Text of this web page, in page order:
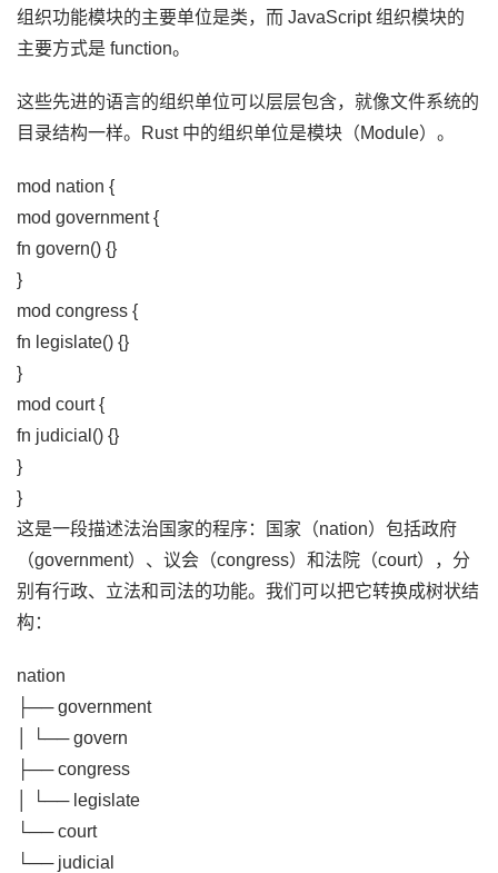
组织功能模块的主要单位是类，而 JavaScript 组织模块的
主要方式是 function。
这些先进的语言的组织单位可以层层包含，就像文件系统的
目录结构一样。Rust 中的组织单位是模块（Module）。
mod nation {
mod government {
fn govern() {}
}
mod congress {
fn legislate() {}
}
mod court {
fn judicial() {}
}
}
这是一段描述法治国家的程序：国家（nation）包括政府
（government）、议会（congress）和法院（court），分
别有行政、立法和司法的功能。我们可以把它转换成树状结
构：
nation
├── government
│ └── govern
├── congress
│ └── legislate
└── court
└── judicial